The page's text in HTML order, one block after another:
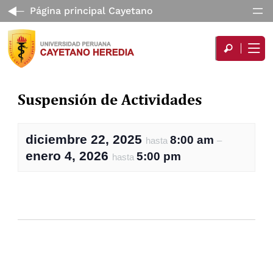
Página principal Cayetano
Suspensión de Actividades
diciembre 22, 2025 hasta8:00 am–
enero 4, 2026 hasta5:00 pm